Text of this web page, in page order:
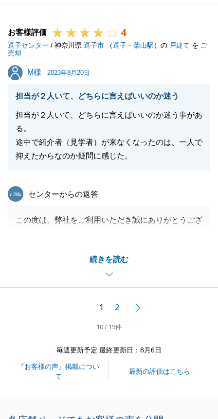
てのものだと感じております。
付けください。
何卒よろしくお願い申し上げます。
お客様評価 4
逗子センター / 神奈川県 逗子市 （逗子・葉山駅）の 戸建て を ご
売却
M様
M様 2023年8月20日
担当が２人いて、どちらに言えばいいのか迷う
担当が２人いて、どちらに言えばいいのか迷う事があ
る。
途中で紹介者（見学者）が来なくなったのは、一人で
抑えたからなのか疑問に感じた。
続きを読む
東急リバブル
センターからの返答
この度は、弊社をご利用いただき誠にありがとうござ
他社様から販売しており、当社へ切り替えていただい
たこともありお客様の認知がもともと多かったため、
お取引において担当が2人いたため、複雑になってし
またなにかございましたらお気軽にご連絡ください。
今後とも、弊社をご愛顧のほど宜しくお願い申し上げ
1 2
10 / 19件
毎週更新予定 最終更新日：8月6日
『お客様の声』掲載につい
て
最新の評価はこちら